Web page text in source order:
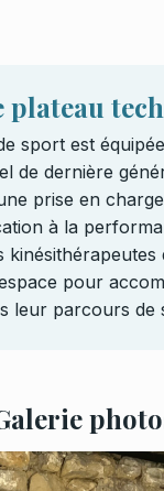
plateau
sport est
de dernière
prise en
à la
kinésithérapeutes
pour
leur parcours de